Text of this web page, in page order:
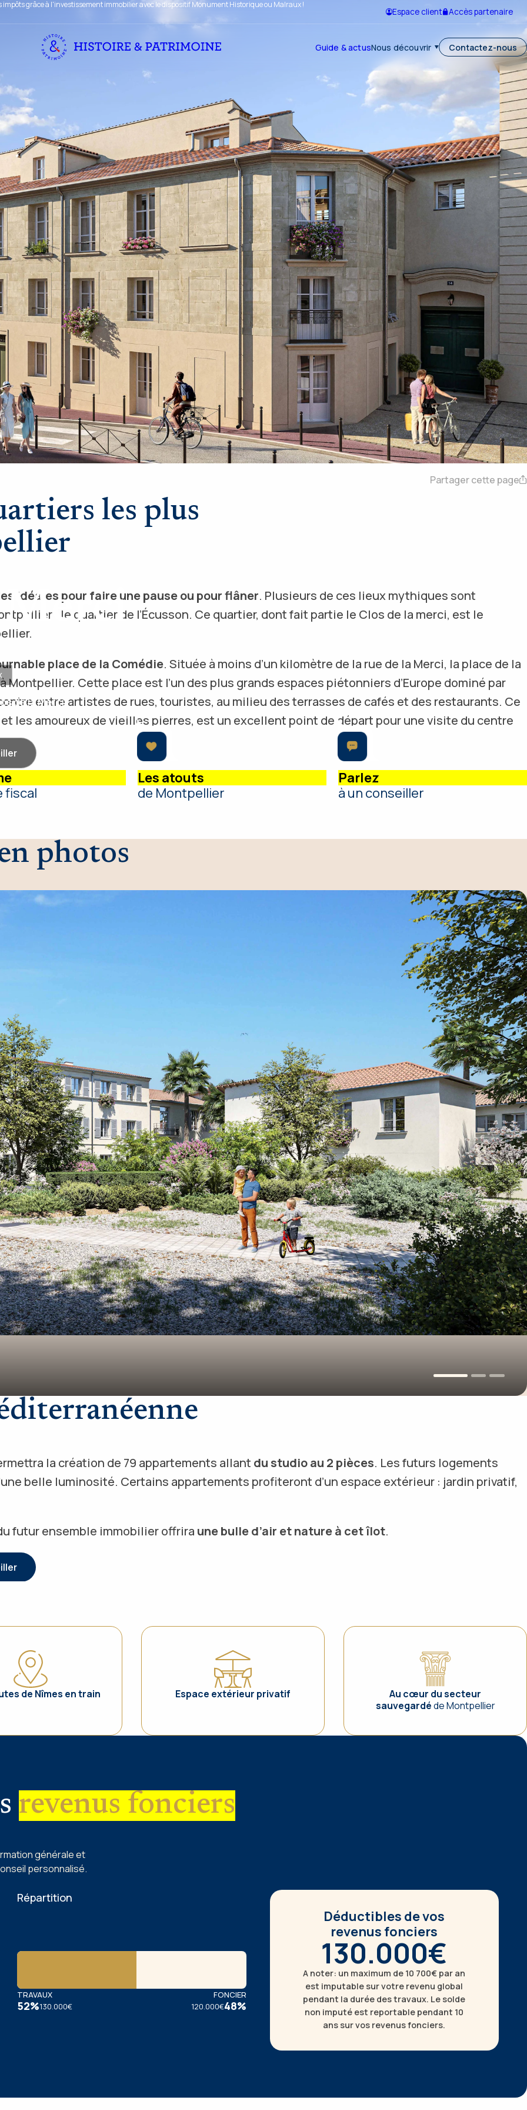
impôts grâce à l'investissement immobilier avec le dispositif Monument Historique ou Malraux !
Espace client Accès partenaire
Guide & actusNous découvrir Contactez-nous
Merci
de la Merci
Partager cette page
les plus
idéales pour faire une pause ou pour flâner. Plusieurs de ces lieux mythiques sont
: le quartier de l’Écusson. Ce quartier, dont fait partie le Clos de la merci, est le
place de la Comédie. Située à moins d’un kilomètre de la rue de la Merci, la place de la
Montpellier. Cette place est l’un des plus grands espaces piétonniers d’Europe dominé par
entre artistes de rues, touristes, au milieu des terrasses de cafés et des restaurants. Ce
les amoureux de vieilles pierres, est un excellent point de départ pour une visite du centre
fiscal
Les atouts
de Montpellier
Parlez
à un conseiller
photos
la création de 79 appartements allant du studio au 2 pièces. Les futurs logements
belle luminosité. Certains appartements profiteront d’un espace extérieur : jardin privatif,
futur ensemble immobilier offrira une bulle d’air et nature à cet îlot.
de Nîmes en train Espace extérieur privatif
Au cœur du secteur
sauvegardéde Montpellier
revenus fonciers
générale et
personnalisé.
Répartition
TRAVAUX
52%130.000€
FONCIER
48%
120.000€
Déductibles de vos
revenus fonciers
130.000€
A noter: un maximum de 10 700€ par an
est imputable sur votre revenu global
pendant la durée des travaux. Le solde
non imputé est reportable pendant 10
ans sur vos revenus fonciers.